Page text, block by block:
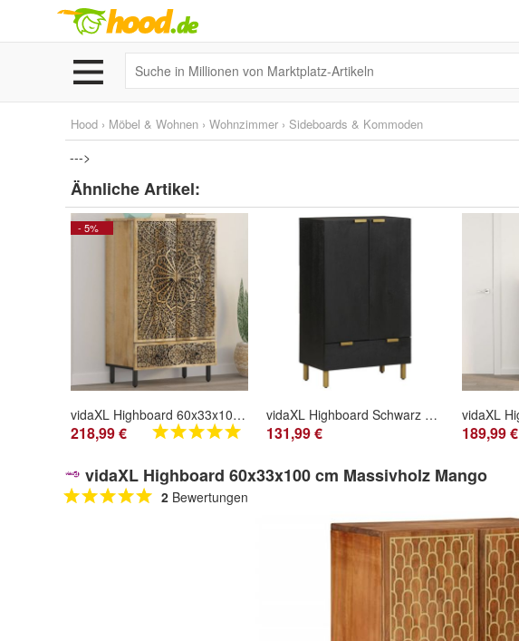
Hood › Möbel & Wohnen › Wohnzimmer › Sideboards & Kommoden
--->
Ähnliche Artikel:
- 5%
vidaXL Highboard 60x33x100 cm Massivholz Mango
218,99 €
vidaXL Highboard Schwarz 60x33x100 cm Holzwerkstoff
131,99 € 189,99 €
vidaXL Highboard 60x33x100 cm Massivholz Mango
2 Bewertungen